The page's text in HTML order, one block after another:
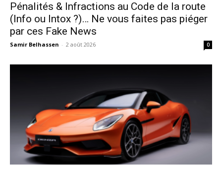
Pénalités & Infractions au Code de la route
(Info ou Intox ?)… Ne vous faites pas piéger
par ces Fake News
Samir Belhassen - 2 août 2026 0